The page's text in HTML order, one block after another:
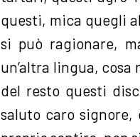
questi, mica quegli
si può ragionare,
un’altra lingua, cosa
del resto questi
saluto caro signore,